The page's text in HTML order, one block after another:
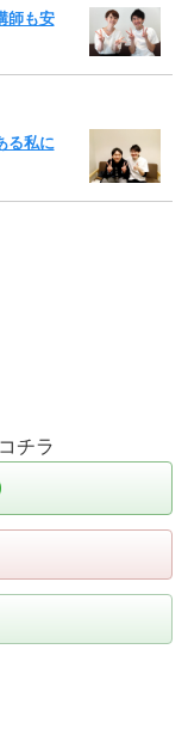
師も安
る私に
チラ